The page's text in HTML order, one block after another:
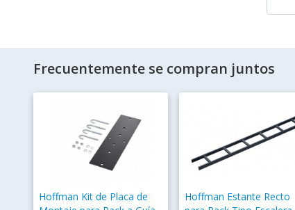
Frecuentemente se compran juntos
Hoffman Kit de Placa de
Hoffman Estante Recto